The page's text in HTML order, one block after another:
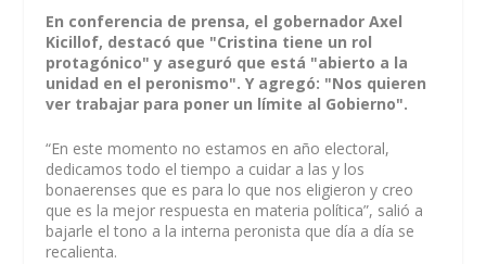
En conferencia de prensa, el gobernador Axel
Kicillof, destacó que "Cristina tiene un rol
protagónico" y aseguró que está "abierto a la
unidad en el peronismo". Y agregó: "Nos quieren
ver trabajar para poner un límite al Gobierno".
“En este momento no estamos en año electoral,
dedicamos todo el tiempo a cuidar a las y los
bonaerenses que es para lo que nos eligieron y creo
que es la mejor respuesta en materia política”, salió a
bajarle el tono a la interna peronista que día a día se
recalienta.